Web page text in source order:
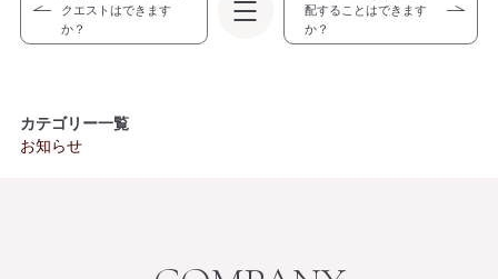
クエストはできます
か？
配することはできます
か？
カテゴリー一覧
お知らせ